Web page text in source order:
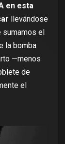
en esta
llevándose
sumamos el
la bomba
—menos
de
el